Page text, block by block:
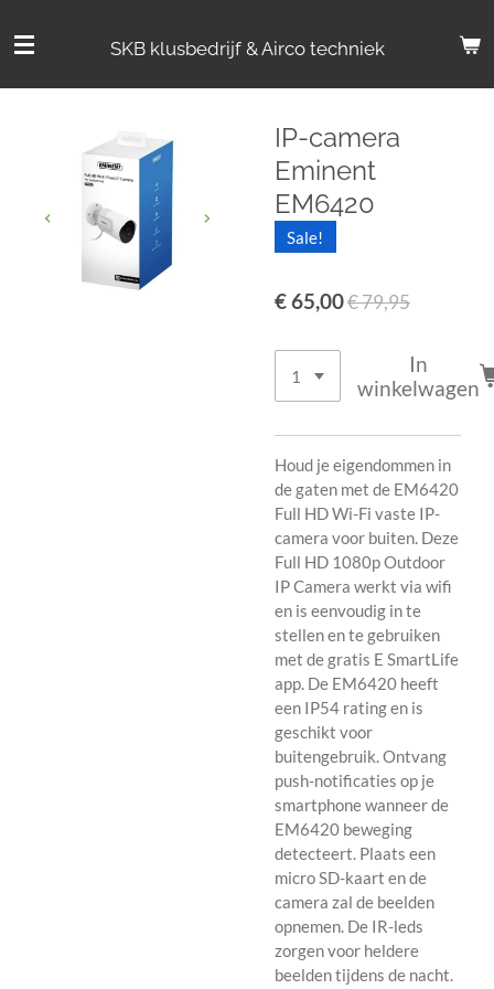
direct
de
SKB klusbedrijf & Airco techniek
IP-camera
Eminent
EM6420
Sale!
€ 65,00€ 79,95
In
winkelwagen
Houd je eigendommen in
de gaten met de EM6420
Full HD Wi-Fi vaste IP-
camera voor buiten. Deze
Full HD 1080p Outdoor
IP Camera werkt via wifi
en is eenvoudig in te
stellen en te gebruiken
met de gratis E SmartLife
app. De EM6420 heeft
een IP54 rating en is
geschikt voor
buitengebruik. Ontvang
push-notificaties op je
smartphone wanneer de
EM6420 beweging
detecteert. Plaats een
micro SD-kaart en de
camera zal de beelden
opnemen. De IR-leds
zorgen voor heldere
beelden tijdens de nacht.